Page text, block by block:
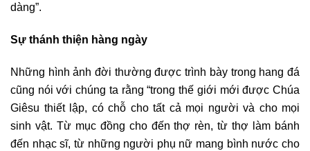
dàng”.
Sự thánh thiện hàng ngày
Những hình ảnh đời thường được trình bày trong hang đá
cũng nói với chúng ta rằng “trong thế giới mới được Chúa
Giêsu thiết lập, có chỗ cho tất cả mọi người và cho mọi
sinh vật. Từ mục đồng cho đến thợ rèn, từ thợ làm bánh
đến nhạc sĩ, từ những người phụ nữ mang bình nước cho